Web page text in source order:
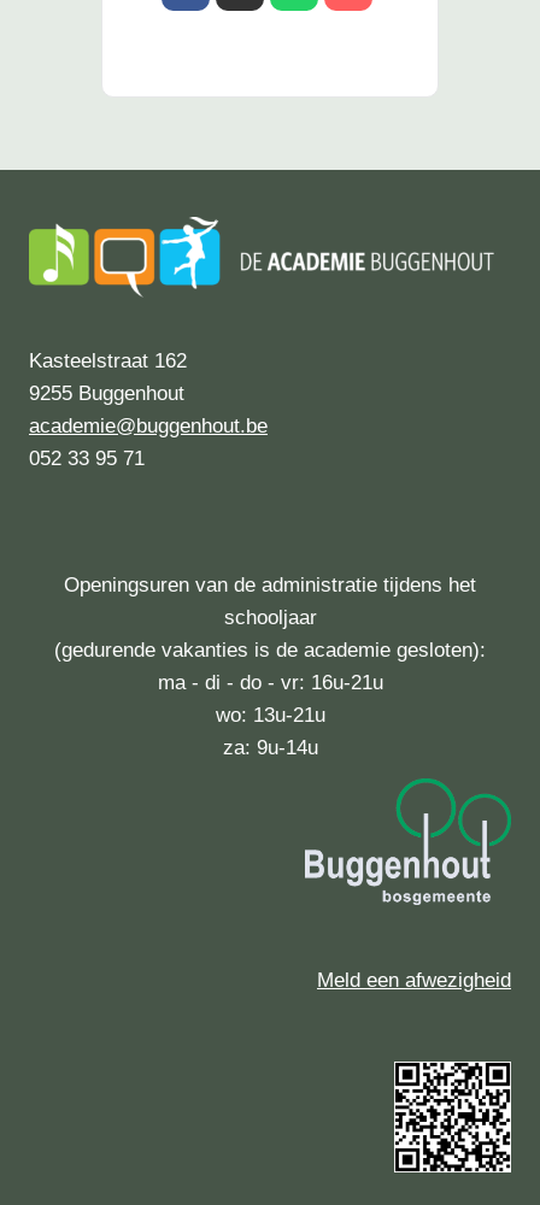
Kasteelstraat 162
9255 Buggenhout
academie@buggenhout.be
052 33 95 71
Openingsuren van de administratie tijdens het
schooljaar
(gedurende vakanties is de academie gesloten):
ma - di - do - vr: 16u-21u
wo: 13u-21u
za: 9u-14u
Meld een afwezigheid